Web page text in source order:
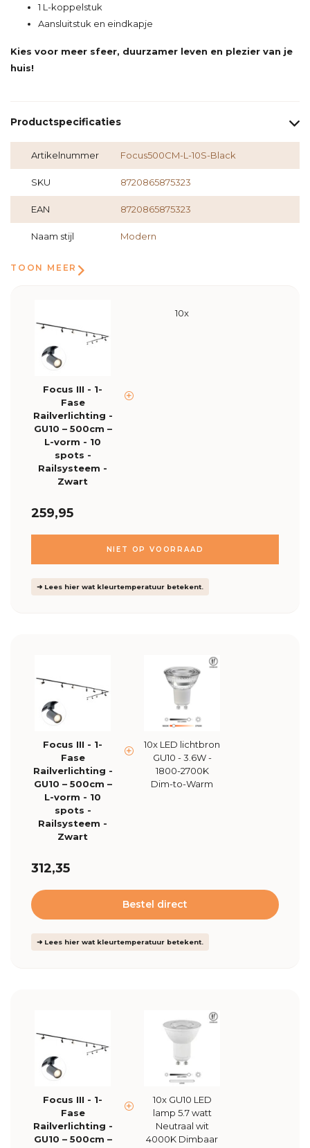
1 L-koppelstuk
Aansluitstuk en eindkapje
Kies voor meer sfeer, duurzamer leven en plezier van je
huis!
Productspecificaties
Artikelnummer Focus500CM-L-10S-Black
SKU 8720865875323
EAN 8720865875323
Naam stijl Modern
TOON MEER
Focus III - 1-
Fase
Railverlichting -
GU10 – 500cm –
L-vorm - 10
spots -
Railsysteem -
Zwart
10x
259,95
NIET OP VOORRAAD
➜ Lees hier wat kleurtemperatuur betekent.
Focus III - 1-
Fase
Railverlichting -
GU10 – 500cm –
L-vorm - 10
spots -
Railsysteem -
Zwart
10x LED lichtbron
GU10 - 3.6W -
1800-2700K
Dim-to-Warm
312,35
Bestel direct
➜ Lees hier wat kleurtemperatuur betekent.
Focus III - 1-
Fase
Railverlichting -
GU10 – 500cm –
10x GU10 LED
lamp 5.7 watt
Neutraal wit
4000K Dimbaar